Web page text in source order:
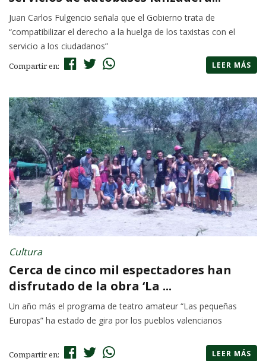
Juan Carlos Fulgencio señala que el Gobierno trata de
“compatibilizar el derecho a la huelga de los taxistas con el
servicio a los ciudadanos”
Compartir en: LEER MÁS
Cultura
Cerca de cinco mil espectadores han
disfrutado de la obra ‘La ...
Un año más el programa de teatro amateur “Las pequeñas
Europas” ha estado de gira por los pueblos valencianos
Compartir en: LEER MÁS